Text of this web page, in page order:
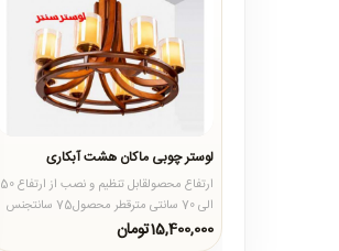
لوستر چوبی ماکان هشت آبکاری
ارتفاع محصولقابل تنظیم و نصب از ارتفاع 50
الی 70 سانتی مترقطر محصول75 سانتجنس
محصولبدنه از چوب روس د..
15,400,000تومان